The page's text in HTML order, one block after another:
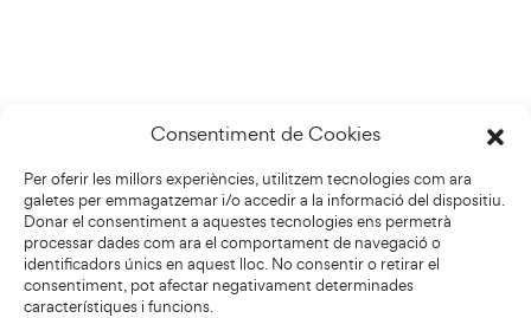
Consentiment de Cookies
Per oferir les millors experiències, utilitzem tecnologies com ara
galetes per emmagatzemar i/o accedir a la informació del dispositiu.
Donar el consentiment a aquestes tecnologies ens permetrà
processar dades com ara el comportament de navegació o
identificadors únics en aquest lloc. No consentir o retirar el
consentiment, pot afectar negativament determinades
característiques i funcions.